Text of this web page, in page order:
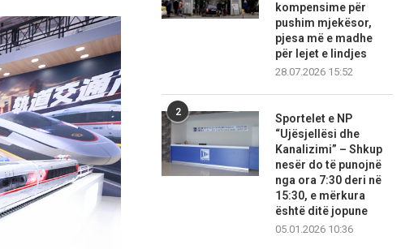
kompensime për
pushim mjekësor,
pjesa më e madhe
për lejet e lindjes
28.07.2026 15:52
2
Sportelet e NP
“Ujësjellësi dhe
Kanalizimi” – Shkup
nesër do të punojnë
nga ora 7:30 deri në
15:30, e mërkura
është ditë jopune
05.01.2026 10:36